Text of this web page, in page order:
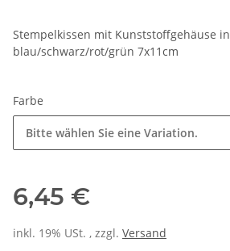
Stempelkissen mit Kunststoffgehäuse in
blau/schwarz/rot/grün 7x11cm
Farbe
Bitte wählen Sie eine Variation.
6,45 €
inkl. 19% USt. , zzgl. Versand